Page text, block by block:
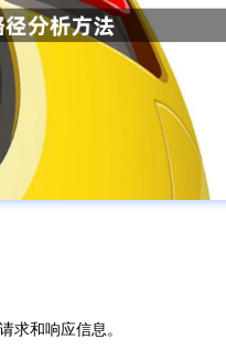
求和响应信息。